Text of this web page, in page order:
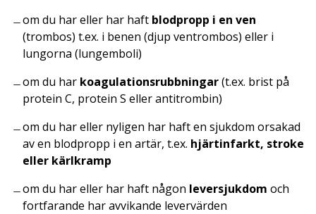
om du har eller har haft blodpropp i en ven
(trombos) t.ex. i benen (djup ventrombos) eller i
lungorna (lungemboli)
om du har koagulationsrubbningar(t.ex. brist på
protein C, protein S eller antitrombin)
om du har eller nyligen har haft en sjukdom orsakad
av en blodpropp i en artär, t.ex. hjärtinfarkt, stroke
eller kärlkramp
om du har eller har haft någon leversjukdom och
fortfarande har avvikande levervärden